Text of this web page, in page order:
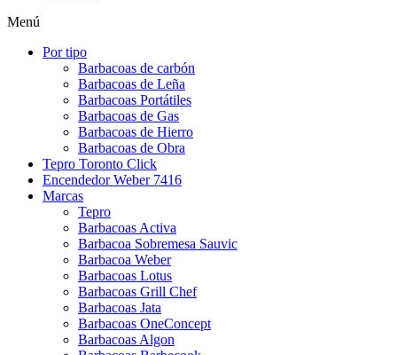
Menú
Por tipo
Barbacoas de carbón
Barbacoas de Leña
Barbacoas Portátiles
Barbacoas de Gas
Barbacoas de Hierro
Barbacoas de Obra
Tepro Toronto Click
Encendedor Weber 7416
Marcas
Tepro
Barbacoas Activa
Barbacoa Sobremesa Sauvic
Barbacoa Weber
Barbacoas Lotus
Barbacoas Grill Chef
Barbacoas Jata
Barbacoas OneConcept
Barbacoas Algon